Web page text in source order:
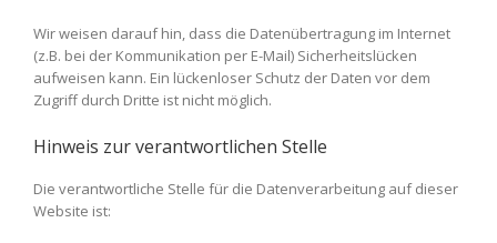
Wir weisen darauf hin, dass die Datenübertragung im Internet
(z.B. bei der Kommunikation per E-Mail) Sicherheitslücken
aufweisen kann. Ein lückenloser Schutz der Daten vor dem
Zugriff durch Dritte ist nicht möglich.
Hinweis zur verantwortlichen Stelle
Die verantwortliche Stelle für die Datenverarbeitung auf dieser
Website ist: